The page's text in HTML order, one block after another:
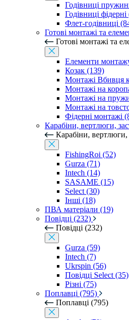
Годівниці
Годівниці
Флет-годівниці
Готові монтажі та
Готові монтажі та
Елементи
Козак (139)
Монтажі Вбивця
Монтажі на
Монтажі на
Монтажі на
Фідерні монтажі
Карабіни, вертлюги,
Карабіни, вертлюги,
FishingRoi (52)
Gurza (71)
Intech (14)
SASAME (15)
Select (30)
Інші (18)
ПВА матеріали (19)
Повідці (232)
Повідці (232)
Gurza (59)
Intech (7)
Ukrspin (56)
Повідці Select (35)
Різні (75)
Поплавці (795)
Поплавці (795)